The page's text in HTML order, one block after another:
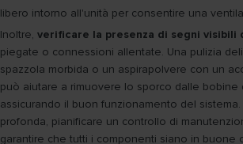
libero intorno all'unità per consentire una
Inoltre, verificare la presenza di segni visibili
piegate o connessioni allentate. Una pulizia
spazzola morbida o un aspirapolvere con un
può aiutare a rimuovere lo sporco dalle bobine
assicurando il buon funzionamento del
profonda, pianificare un controllo di
garantire che tutti i componenti siano in buone